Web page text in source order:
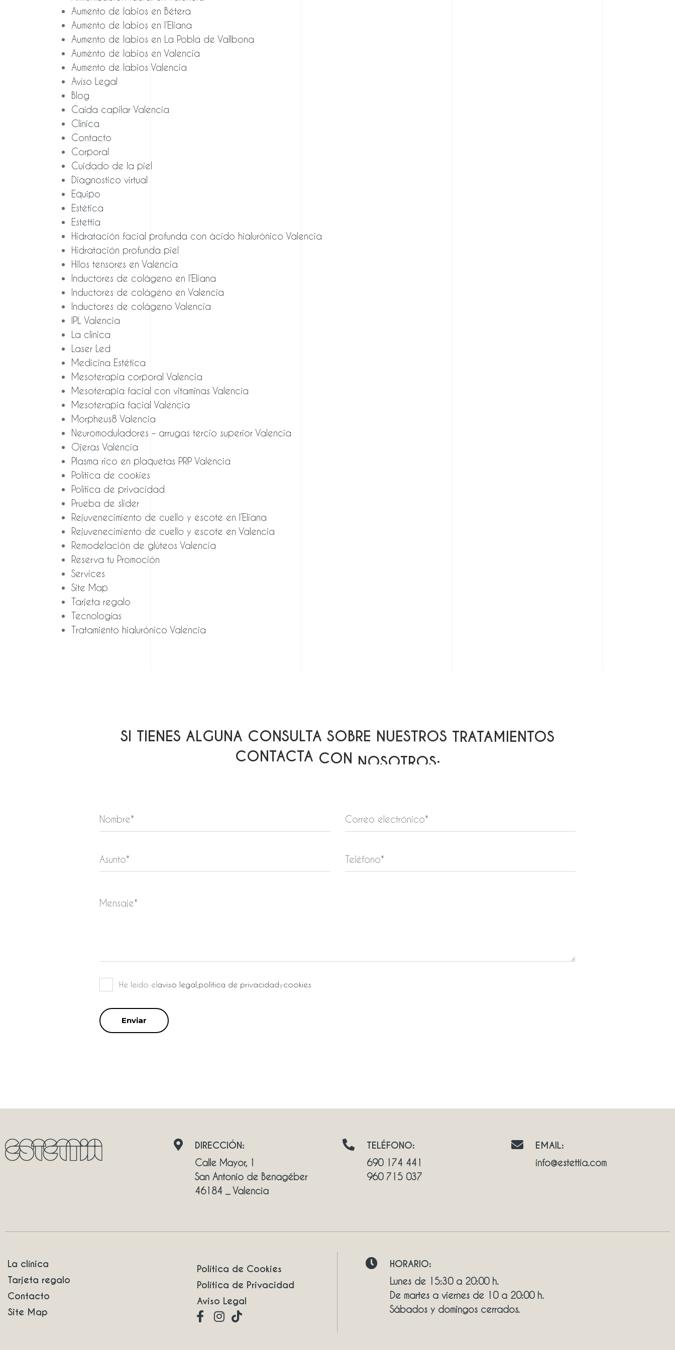
Aumento de labios en Bétera
Aumento de labios en l’Eliana
Aumento de labios en La Pobla de Vallbona
Aumento de labios en Valencia
Aumento de labios Valencia
Avíso Legal
Blog
Caída capilar Valencia
Clínica
Contacto
Corporal
Cuidado de la piel
Diagnostico virtual
Equipo
Estética
Estettia
Hidratación facial profunda con ácido hialurónico Valencia
Hidratación profunda piel
Hilos tensores en Valencia
Inductores de colágeno en l’Eliana
Inductores de colágeno en Valencia
Inductores de colágeno Valencia
IPL Valencia
La clínica
Laser Led
Medicina Estética
Mesoterapia corporal Valencia
Mesoterapia facial con vitaminas Valencia
Mesoterapia facial Valencia
Morpheus8 Valencia
Neuromoduladores – arrugas tercio superior Valencia
Ojeras Valencia
Plasma rico en plaquetas PRP Valencia
Política de cookies
Política de privacidad
Prueba de slider
Rejuvenecimiento de cuello y escote en l’Eliana
Rejuvenecimiento de cuello y escote en Valencia
Remodelación de glúteos Valencia
Reserva tu Promoción
Services
Site Map
Tarjeta regalo
Tecnologías
Tratamiento hialurónico Valencia
SI TIENES ALGUNA CONSULTA SOBRE NUESTROS TRATAMIENTOS
CONTACTA CON NOSOTROS:
He leído elaviso legal política de privacidadycookies
DIRECCIÓN:
Calle Mayor, 1
San Antonio de Benagéber
46184 _ Valencia
TELÉFONO:
690 174 441
960 715 037
EMAIL:
info@estettia.com
HORARIO:
Lunes de 15:30 a 20:00 h.
De martes a viernes de 10 a 20:00 h.
Sábados y domingos cerrados.
La clínica
Tarjeta regalo
Contacto
Site Map
Política de Cookies
Política de Privacidad
Aviso Legal